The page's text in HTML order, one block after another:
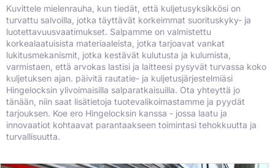
Kuvittele mielenrauha, kun tiedät, että kuljetusyksikkösi on
turvattu salvoilla, jotka täyttävät korkeimmat suorituskyky- ja
luotettavuusvaatimukset. Salpamme on valmistettu
korkealaatuisista materiaaleista, jotka tarjoavat vankat
lukitusmekanismit, jotka kestävät kulutusta ja kulumista,
varmistaen, että arvokas lastisi ja laitteesi pysyvät turvassa koko
kuljetuksen ajan. päivitä rautatie- ja kuljetusjärjestelmiäsi
Hingelocksin ylivoimaisilla salparatkaisuilla. Ota yhteyttä jo
tänään, niin saat lisätietoja tuotevalikoimastamme ja pyydät
tarjouksen. Koe ero Hingelocksin kanssa - jossa laatu ja
innovaatiot kohtaavat parantaakseen toimintasi tehokkuutta ja
turvallisuutta.